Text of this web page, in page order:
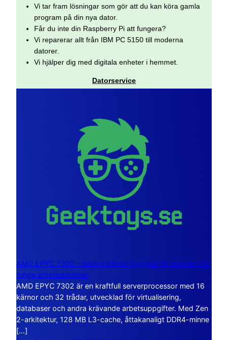
Vi tar fram lösningar som gör att du kan köra gamla
program på din nya dator.
Får du inte din Raspberry Pi att fungera?
Vi reparerar allt från IBM PC 5150 till moderna
datorer.
Vi hjälper dig med digitala enheter i hemmet.
Datorservice
AMD EPYC 7302 – sexton kärnor byggda för servrar och
tunga arbetsstationer
AMD EPYC 7302 är en kraftfull serverprocessor med 16
kärnor och 32 trådar, utvecklad för virtualisering,
databaser och andra krävande arbetsuppgifter. Med Zen
2-arkitektur, 128 MB L3-cache, åttakanaligt DDR4-minne
[…]